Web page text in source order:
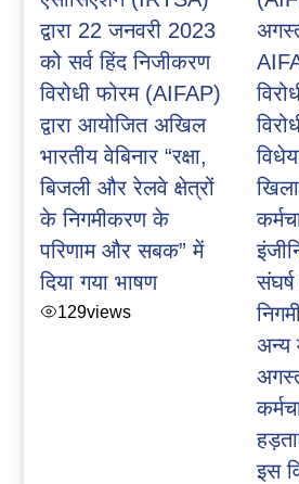
द्वारा 22 जनवरी 2023
को सर्व हिंद निजीकरण
विरोधी फोरम (AIFAP)
द्वारा आयोजित अखिल
भारतीय वेबिनार “रक्षा,
बिजली और रेलवे क्षेत्रों
के निगमीकरण के
परिणाम और सबक” में
दिया गया भाषण
129views
अन्य
इस